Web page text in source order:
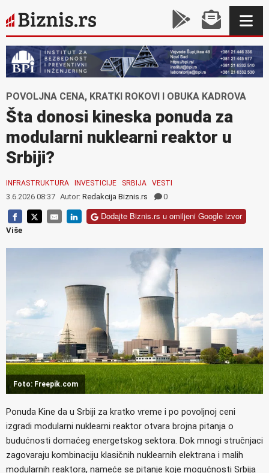
POVOLJNA CENA, KRATKI ROKOVI I OBUKA KADROVA
Šta donosi kineska ponuda za
modularni nuklearni reaktor u
Srbiji?
INFRASTRUKTURA INVESTICIJE SRBIJA VESTI
3.6.2026 08:37 Autor: Redakcija Biznis.rs 0
Dodajte Biznis.rs u omiljeni Google izvor
Više
Foto: Freepik.com
Ponuda Kine da u Srbiji za kratko vreme i po povoljnoj ceni
izgradi modularni nuklearni reaktor otvara brojna pitanja o
budućnosti domaćeg energetskog sektora. Dok mnogi stručnjaci
zagovaraju kombinaciju klasičnih nuklearnih elektrana i malih
modularnih reaktora, nameće se pitanje koje mogućnosti Srbija